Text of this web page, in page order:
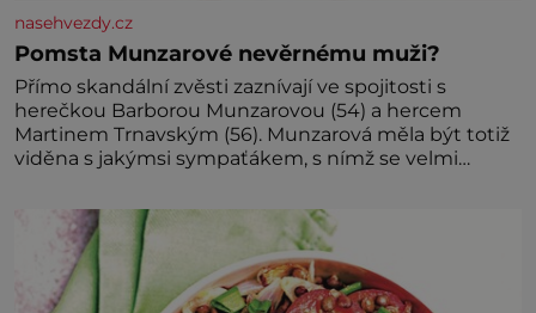
nasehvezdy.cz
Pomsta Munzarové nevěrnému muži?
Přímo skandální zvěsti zaznívají ve spojitosti s
herečkou Barborou Munzarovou (54) a hercem
Martinem Trnavským (56). Munzarová měla být totiž
viděna s jakýmsi sympaťákem, s nímž se velmi